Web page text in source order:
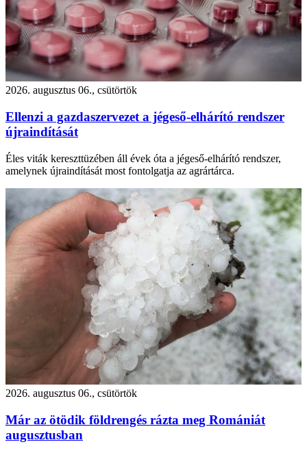
2026. augusztus 06., csütörtök
Ellenzi a gazdaszervezet a jégeső-elhárító rendszer
újraindítását
Éles viták kereszttüzében áll évek óta a jégeső-elhárító rendszer,
amelynek újraindítását most fontolgatja az agrártárca.
2026. augusztus 06., csütörtök
Már az ötödik földrengés rázta meg Romániát
augusztusban